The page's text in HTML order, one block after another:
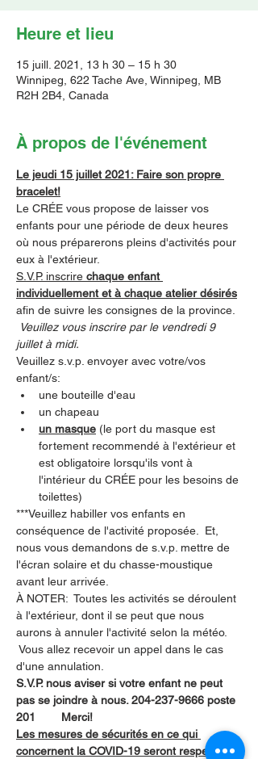
Heure et lieu
15 juill. 2021, 13 h 30 – 15 h 30
Winnipeg, 622 Tache Ave, Winnipeg, MB
R2H 2B4, Canada
À propos de l'événement
Le jeudi 15 juillet 2021: Faire son propre
bracelet!
Le CRÉE vous propose de laisser vos
enfants pour une période de deux heures
où nous préparerons pleins d'activités pour
eux à l'extérieur.
S.V.P. inscrire chaque enfant
individuellement et à chaque atelier désirés
afin de suivre les consignes de la province.
Veuillez vous inscrire par le vendredi 9
juillet à midi.
Veuillez s.v.p. envoyer avec votre/vos
enfant/s:
une bouteille d'eau
un chapeau
un masque (le port du masque est
fortement recommendé à l'extérieur et
est obligatoire lorsqu'ils vont à
l'intérieur du CRÉE pour les besoins de
toilettes)
***Veuillez habiller vos enfants en
conséquence de l'activité proposée.  Et,
nous vous demandons de s.v.p. mettre de
l'écran solaire et du chasse-moustique
avant leur arrivée.
À NOTER:  Toutes les activités se déroulent
à l'extérieur, dont il se peut que nous
aurons à annuler l'activité selon la météo.
Vous allez recevoir un appel dans le cas
d'une annulation.
S.V.P. nous aviser si votre enfant ne peut
pas se joindre à nous. 204-237-9666 poste
201        Merci!
Les mesures de sécurités en ce qui
concernent la COVID-19 seront respectées.